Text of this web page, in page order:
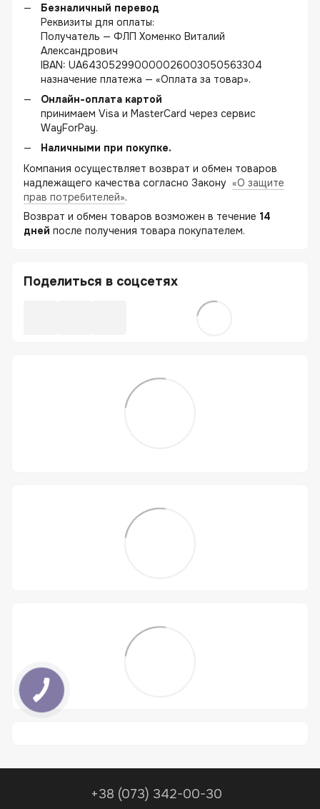
Безналичный перевод
Реквизиты для оплаты:
Получатель — ФЛП Хоменко Виталий
Александрович
IBAN: UA643052990000026003050563304
назначение платежа — «Оплата за товар».
Онлайн-оплата картой
принимаем Visa и MasterCard через сервис
WayForPay.
Наличными при покупке.
Компания осуществляет возврат и обмен товаров
надлежащего качества согласно Закону «О защите
прав потребителей».
Возврат и обмен товаров возможен в течение 14
дней после получения товара покупателем.
Поделиться в соцсетях
+38 (073) 342-00-30